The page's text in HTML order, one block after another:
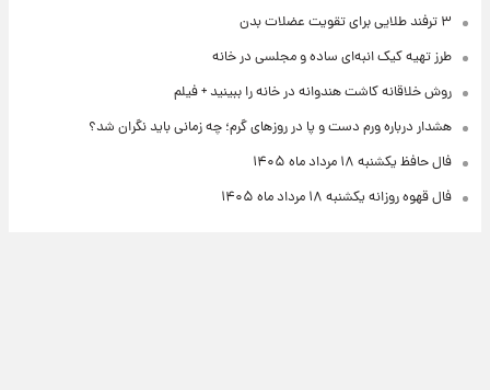
۳ ترفند طلایی برای تقویت عضلات بدن
طرز تهیه کیک انبه‌ای ساده و مجلسی در خانه
روش خلاقانه کاشت هندوانه در خانه را ببینید + فیلم
هشدار درباره ورم دست و پا در روزهای گرم؛ چه زمانی باید نگران شد؟
فال حافظ یکشنبه ۱۸ مرداد ماه ۱۴۰۵
فال قهوه روزانه یکشنبه ۱۸ مرداد ماه ۱۴۰۵